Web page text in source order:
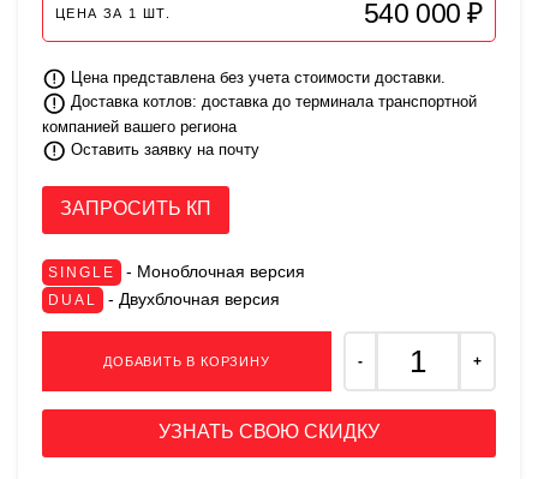
ЦЕНА ЗА 1 ШТ. 540 000 ₽
Цена представлена без учета стоимости доставки.
Доставка котлов: доставка до терминала транспортной
компанией вашего региона
Оставить заявку на почту
ЗАПРОСИТЬ КП
SINGLE - Моноблочная версия
DUAL - Двухблочная версия
ДОБАВИТЬ В КОРЗИНУ
УЗНАТЬ СВОЮ СКИДКУ